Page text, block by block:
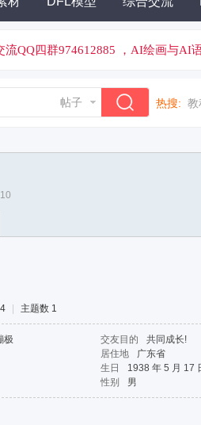
流QQ四群974612885 ，AI绘画与AI
帖子
热搜: 教
主题数 1
极 交友目的
共同成长!
居住地
广东省
生日
1938 年 5 月 17
性别 男